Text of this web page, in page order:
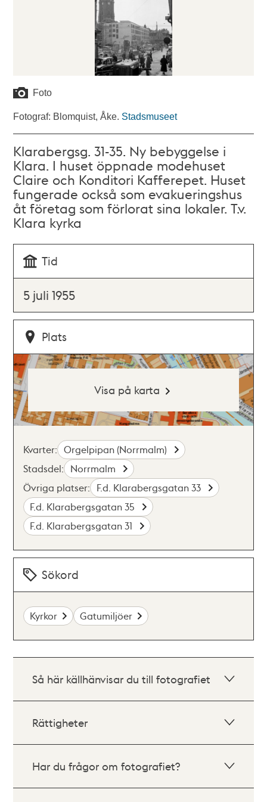
Foto
Fotograf: Blomquist, Åke. Stadsmuseet
Klarabergsg. 31-35. Ny bebyggelse i
Klara. I huset öppnade modehuset
Claire och Konditori Kafferepet. Huset
fungerade också som evakueringshus
åt företag som förlorat sina lokaler. T.v.
Klara kyrka
Tid
5 juli 1955
Plats
Visa på karta
Kvarter: Orgelpipan (Norrmalm)
Stadsdel: Norrmalm
Övriga platser: F.d. Klarabergsgatan 33
F.d. Klarabergsgatan 35
F.d. Klarabergsgatan 31
Sökord
Kyrkor Gatumiljöer
Så här källhänvisar du till fotografiet
Rättigheter
Har du frågor om fotografiet?